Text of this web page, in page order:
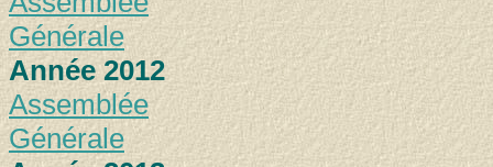
Générale
Année 2012
Assemblée
Générale